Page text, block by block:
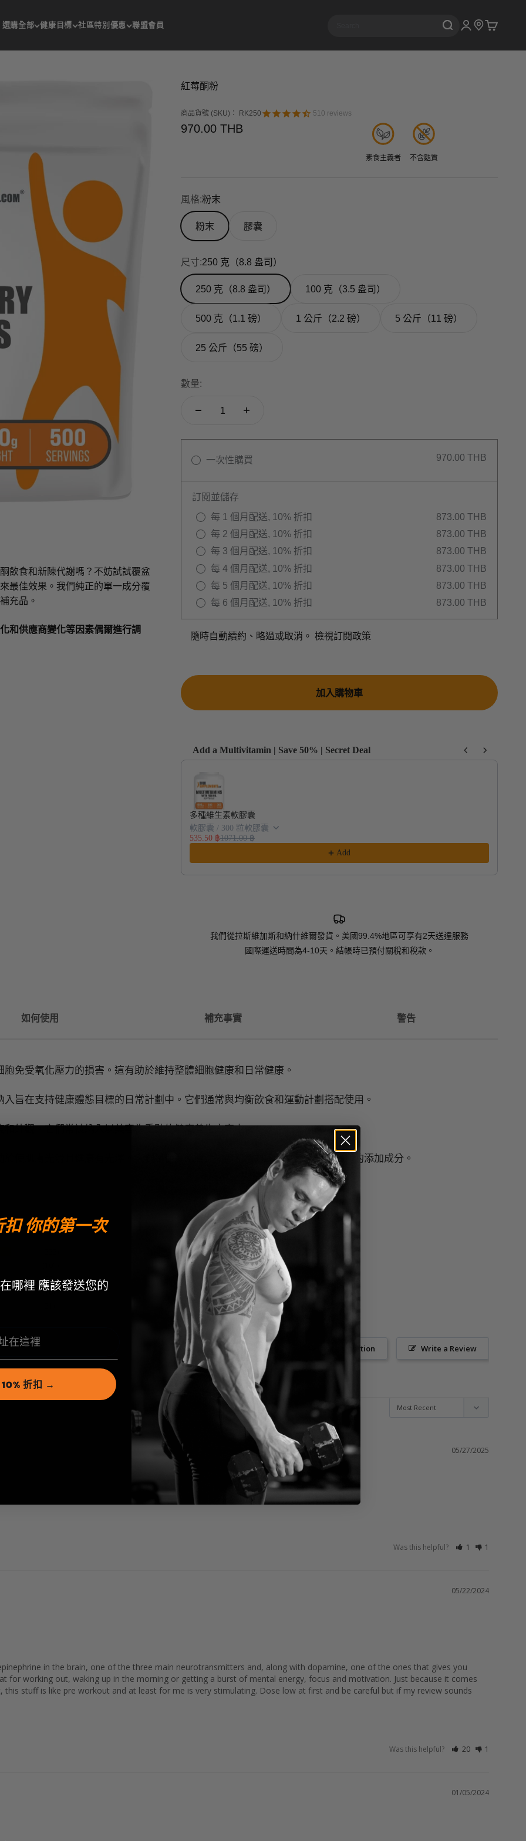
選購全部 健康目標 社區特別優惠 聯盟會員 開啟帳戶頁面
開啟購物
飲食和新陳代謝嗎？不妨試試覆盆
最佳效果。我們純正的單一成分覆
充品。
和供應商變化等因素偶爾進行調
紅莓酮粉
商品貨號 (SKU)： RK250 510 reviews
促銷價
970.00 THB
素食主義者 不含麩質
風格:粉末
粉末 膠囊
尺寸:250 克（8.8 盎司）
250 克（8.8 盎司） 100 克（3.5 盎司）
500 克（1.1 磅） 1 公斤（2.2 磅） 5 公斤（11 磅）
25 公斤（55 磅）
數量:
一次性購買 970.00 THB
訂閱並儲存
每 1 個月配送, 10% 折扣
873.00 THB
每 2 個月配送, 10% 折扣
873.00 THB
每 3 個月配送, 10% 折扣
873.00 THB
每 4 個月配送, 10% 折扣
873.00 THB
每 5 個月配送, 10% 折扣
873.00 THB
每 6 個月配送, 10% 折扣
873.00 THB
隨時自動續約、略過或取消。 檢視訂閱政策
加入購物車
Add a Multivitamin | Save 50% | Secret Deal
Use the Previous and Next buttons to navigate through product recommendations, or scroll
多種維生素軟膠囊
軟膠囊 / 300 粒軟膠囊
535.50 ฿1071.00 ฿
Add
我們從拉斯維加斯和納什維爾發貨。美國99.4%地區可享有2天送達服務
國際運送時間為4-10天。結帳時已預付關稅和稅款。
免受氧化壓力的損害。這有助於維持整體細胞健康和日常健康。
旨在支持健康體態目標的日常計劃中。它們通常與均衡飲食和運動計劃搭配使用。
外觀。它們常被納入以美容為重點的健康養生方案中。
使肌膚光滑且健康有光澤。它們是促進肌膚清晰度和活力的護膚程序中受歡迎的添加成分。
如何使用 補充事實 警告
29
16
Write a Review
Ask a Question
05/27/2025
Was this helpful? 1 1
05/22/2024
in the brain, one of the three main neurotransmitters and, along with dopamine, one of the ones that gives you
for working out, waking up in the morning or getting a burst of mental energy, focus and motivation. Just because it comes
stuff is like pre workout and at least for me is very stimulating. Dose low at first and be careful but if my review sounds
Was this helpful? 20 1
01/05/2024
扣 你的第一次
哪裡 應該發送您的
折扣 →